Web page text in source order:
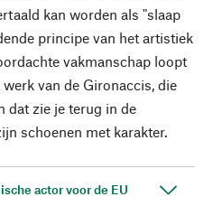
kan worden als "slaap
principe van het artistiek
vakmanschap loopt
van de Gironaccis, die
dat zie je terug in de
schoenen met karakter.
actor voor de EU